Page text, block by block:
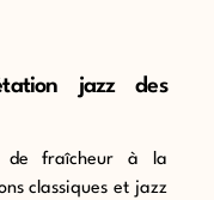
jazz des
de fraîcheur à la
classiques et jazz